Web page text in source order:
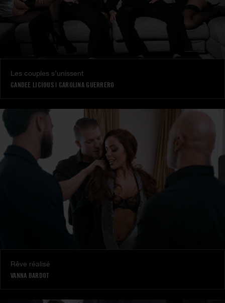
Les couples s’unissent
CANDEE LICIOUS| CAROLINA GUERRERO
Rêve réalisé
VANNA BARDOT